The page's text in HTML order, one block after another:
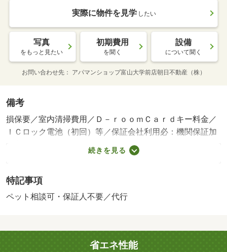
実際に物件を見学 したい
写真
をもっと見たい
初期費用
を聞く
設備
について聞く
お問い合わせ先 アパマンショップ富山大学前店朝日不動産（株）
備考
損保要／室内清掃費用／Ｄ－ｒｏｏｍＣａｒｄキー料金／
ＩＣロック電池（初回）等／保証会社利用必：機関保証加
入必須。初回保証料３５０００円、月額保証料賃料等総額
の１％＋８００円／月（その他商品あり）／ペット相談／
費］ルームクリーニング料金にエアコンクリーニング費用
を含みます。 保証会社：株式会社イントラスト／バス
／室内洗濯置／シューズボックス／システムキッチン／追
焚機能浴室／温水洗浄便座／洗面所独立／洗面化粧台／駐
続きを見る
特記事項
ペット相談可・保証人不要／代行
省エネ性能